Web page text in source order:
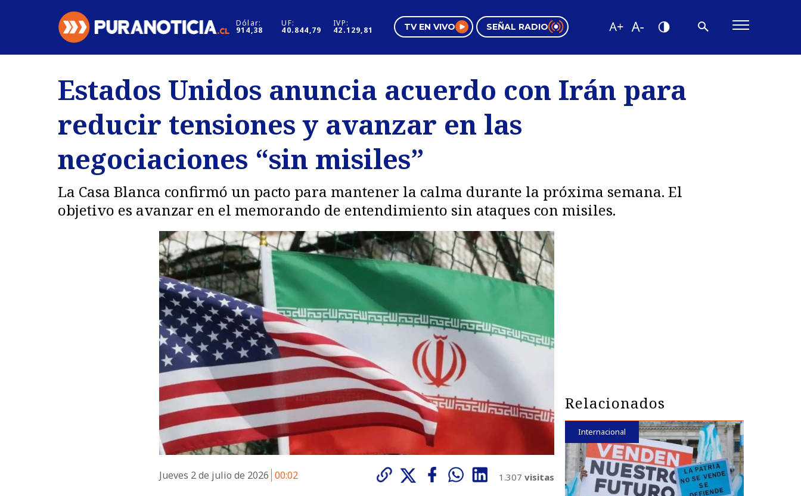
Dólar:
914,38
UF:
40.844,79
IVP:
42.129,81 TV EN VIVO SEÑAL RADIO
Regiones
Deportes
Internacional
Motores
Negocios
Pura Mujer
Tendencias
Videos
Estados Unidos anuncia acuerdo con Irán para
reducir tensiones y avanzar en las
negociaciones “sin misiles”
La Casa Blanca confirmó un pacto para mantener la calma durante la próxima semana. El
objetivo es avanzar en el memorando de entendimiento sin ataques con misiles.
Jueves 2 de julio de 2026 00:02 1.307 visitas
Relacionados
Internacional